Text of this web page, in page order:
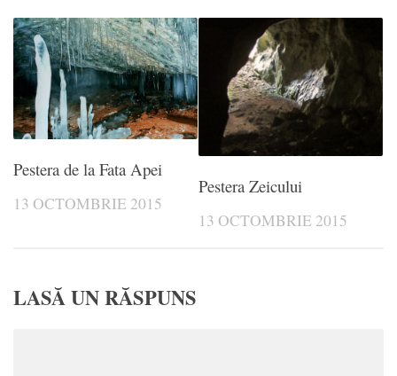
Pestera de la Fata Apei
13 OCTOMBRIE 2015
Pestera Zeicului
13 OCTOMBRIE 2015
LASĂ UN RĂSPUNS